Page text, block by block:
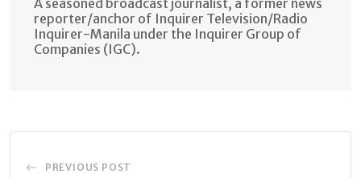
reporter/anchor of Inquirer Television/Radio
Inquirer-Manila under the Inquirer Group of
Companies (IGC).
PREVIOUS POST